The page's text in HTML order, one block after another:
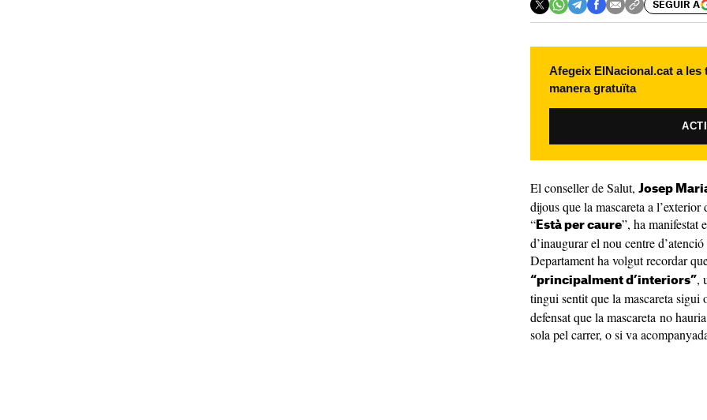
SEGUIR A
Afegeix ElNacional.cat a
manera gratuïta
El conseller de Salut, Josep
dijous que la mascareta a
“ Està per caure”, ha manifestat
d’inaugurar el nou centre
Departament ha volgut recordar
“principalment d’interiors”,
tingui sentit que la mascareta
defensat que la mascareta no
sola pel carrer, o si va